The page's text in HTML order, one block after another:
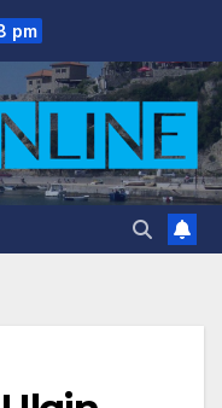
pm